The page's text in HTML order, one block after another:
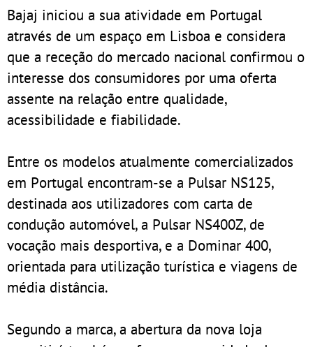
Bajaj iniciou a sua atividade em Portugal
através de um espaço em Lisboa e considera
que a receção do mercado nacional confirmou o
interesse dos consumidores por uma oferta
assente na relação entre qualidade,
acessibilidade e fiabilidade.
Entre os modelos atualmente comercializados
em Portugal encontram-se a Pulsar NS125,
destinada aos utilizadores com carta de
condução automóvel, a Pulsar NS400Z, de
vocação mais desportiva, e a Dominar 400,
orientada para utilização turística e viagens de
média distância.
Segundo a marca, a abertura da nova loja